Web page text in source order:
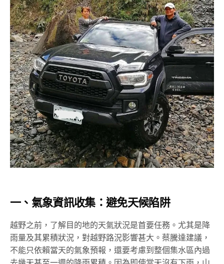
一、氣象資訊收集：避免天候陷阱
越野之前，了解目的地的天氣狀況是首要任務。尤其是降
雨量及其累積狀況，對越野路況影響甚大。蔡騰達建議，
不能只依賴當天的氣象預報，還要考慮到整個集水區內過